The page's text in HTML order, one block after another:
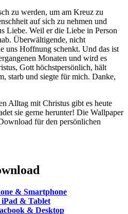
zu werden, um am Kreuz zu
auf sich zu nehmen und
Liebe. Weil er die Liebe in Person
Überwältigende, nicht
uns Hoffnung schenkt. Und das ist
Monaten und wird es
Gott höchstpersönlich, hält
starb und siegte für mich. Danke,
Alltag mit Christus gibt es heute
sie gerne herunter! Die Wallpaper
für den persönlichen
& Smartphone
& Tablet
& Desktop